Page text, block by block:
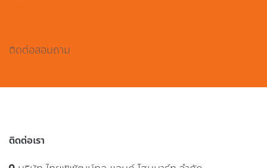
ติดต่อสอบถาม
ติดต่อเรา